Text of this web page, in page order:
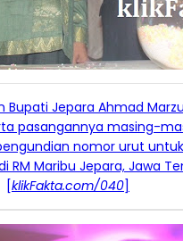
Bupati Jepara Ahmad
pasangannya masing-
nomor urut
RM Maribu Jepara, Jawa
[klikFakta.com/040]